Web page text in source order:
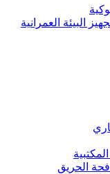
البيئة العمرانية
الحريق